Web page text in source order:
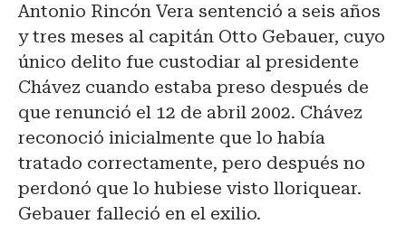
Antonio Rincón Vera sentenció a seis años
y tres meses al capitán Otto Gebauer, cuyo
único delito fue custodiar al presidente
Chávez cuando estaba preso después de
que renunció el 12 de abril 2002. Chávez
reconoció inicialmente que lo había
tratado correctamente, pero después no
perdonó que lo hubiese visto lloriquear.
Gebauer falleció en el exilio.